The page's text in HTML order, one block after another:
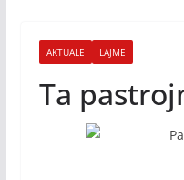
AKTUALE LAJME
Ta